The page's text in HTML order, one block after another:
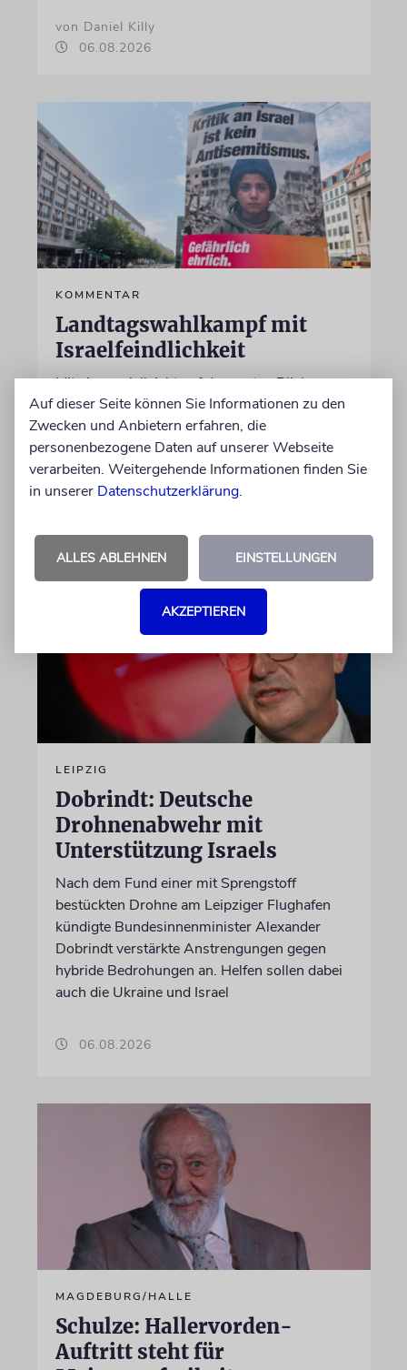
von Daniel Killy
06.08.2026
KOMMENTAR
Landtagswahlkampf mit
Israelfeindlichkeit
Mit einem vielleicht auf den ersten Blick
unschuldigen Satz macht das BSW
Stimmung. Gegen den einzigen jüdischen
Staat, die »Zionisten« und damit die Juden
von Imanuel Marcus
LEIPZIG
Dobrindt: Deutsche
Drohnenabwehr mit
Unterstützung Israels
Nach dem Fund einer mit Sprengstoff
bestückten Drohne am Leipziger Flughafen
kündigte Bundesinnenminister Alexander
Dobrindt verstärkte Anstrengungen gegen
hybride Bedrohungen an. Helfen sollen dabei
auch die Ukraine und Israel
06.08.2026
MAGDEBURG/HALLE
Schulze: Hallervorden-
Auftritt steht für
Auf dieser Seite können Sie Informationen zu den
Zwecken und Anbietern erfahren, die
personenbezogene Daten auf unserer Webseite
verarbeiten. Weitergehende Informationen finden Sie
in unserer Datenschutzerklärung.
ALLES ABLEHNEN EINSTELLUNGEN
AKZEPTIEREN